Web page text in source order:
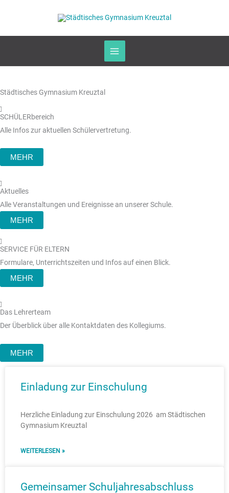
Städtisches Gymnasium Kreuztal
SCHÜLERbereich
Alle Infos zur aktuellen Schülervertretung.
MEHR
Aktuelles
Alle Veranstaltungen und Ereignisse an unserer Schule.
MEHR
SERVICE FÜR ELTERN
Formulare, Unterrichtszeiten und Infos auf einen Blick.
MEHR
Das Lehrerteam
Der Überblick über alle Kontaktdaten des Kollegiums.
MEHR
Einladung zur Einschulung
Herzliche Einladung zur Einschulung 2026 am Städtischen
Gymnasium Kreuztal
WEITERLESEN »
Gemeinsamer Schuljahresabschluss